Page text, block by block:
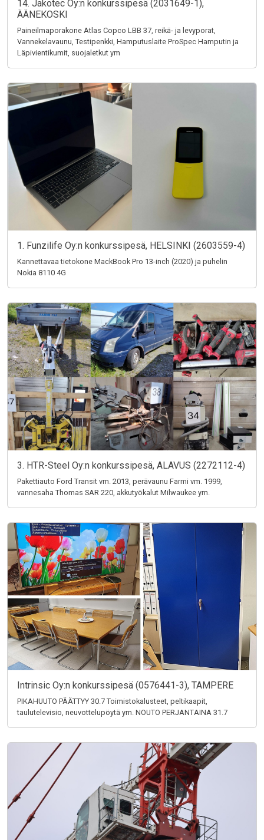
14. Jakotec Oy:n konkurssipesä (2031649-1),
ÄÄNEKOSKI
Paineilmaporakone Atlas Copco LBB 37, reikä- ja levyporat,
Vannekelavaunu, Testipenkki, Hamputuslaite ProSpec Hamputin ja
Läpivientikumit, suojaletkut ym
1. Funzilife Oy:n konkurssipesä, HELSINKI (2603559-4)
Kannettavaa tietokone MackBook Pro 13-inch (2020) ja puhelin
Nokia 8110 4G
3. HTR-Steel Oy:n konkurssipesä, ALAVUS (2272112-4)
Pakettiauto Ford Transit vm. 2013, perävaunu Farmi vm. 1999,
vannesaha Thomas SAR 220, akkutyökalut Milwaukee ym.
Intrinsic Oy:n konkurssipesä (0576441-3), TAMPERE
PIKAHUUTO PÄÄTTYY 30.7 Toimistokalusteet, peltikaapit,
taulutelevisio, neuvottelupöytä ym. NOUTO PERJANTAINA 31.7